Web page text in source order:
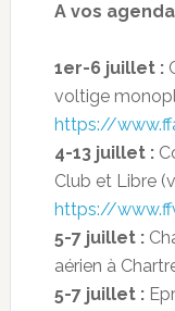
A vos
1er-6 juillet :
voltige
https://
4-13 juillet :
Club et Libre
https://
5-7 juillet :
aérien à
5-7 juillet :